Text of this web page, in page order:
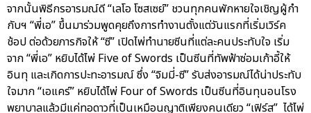
จากนั้นพิธีกรอารมณ์ดี “เลโอ โซสเซย์” ชวนทุกคนพักหายใจเชิญผู้กำ
กับฯ “พี่เอ” ขึ้นมาร่วมพูดคุยถึงการทำงานตั้งแต่วันแรกที่เริ่มเวิร์ค
ช้อป ต่อด้วยภารกิจให้ “ซี” เปิดไพ่ทำนายซีนที่แต่ละคนประทับใจ เริ่ม
จาก “พี่เอ” หยิบได้ไพ่ Five of Swords เป็นซีนที่ทัพฟ้าซ่อมเก้าอี้ให้
อินทุ และเกิดการปะทะอารมณ์ ซึ่ง “จิมมี่-ซี” รับส่งอารมณ์ได้น่าประทับ
ใจมาก “เอแคร์” หยิบได้ไพ่ Four of Swords เป็นซีนที่อินทุนอนโรง
พยาบาลแล้วมีแค่ทอดาวที่เป็นเหมือนญาติเพียงคนเดียว “เฟิร์ส” ได้ไพ่